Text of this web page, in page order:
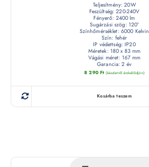
Teljesítmény: 20W
Feszültség: 220-240V
Fényerő: 2400 lm
Sugárzási szög: 120°
Színhőmérséklet: 6000 Kelvin
Szín: fehér
IP védettség: IP20
Méretek: 180 x 83 mm
Vágási méret: 167 mm
Garancia: 2 év
8 290 Ft (készletről érdeklődjön)
Kosárba teszem